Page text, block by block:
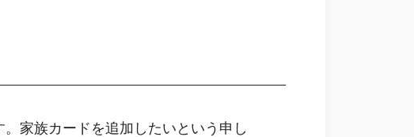
家族カードを追加したいという申し